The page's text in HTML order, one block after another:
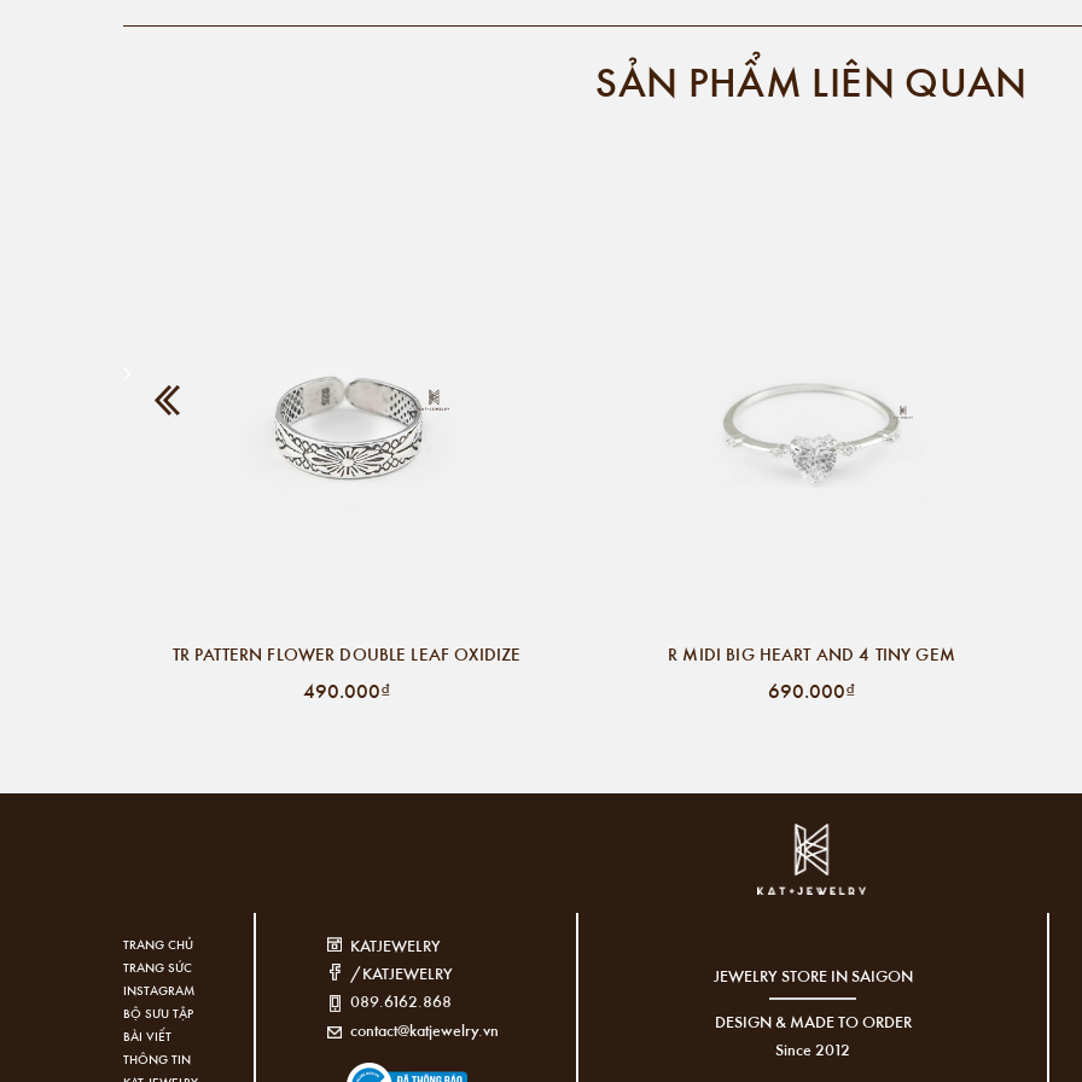
SẢN PHẨM LIÊN QUAN
TR PATTERN FLOWER DOUBLE LEAF OXIDIZE
490.000₫
R MIDI BIG HEART AND 4 TINY GEM
690.000₫
TRANG CHỦ
TRANG SỨC
INSTAGRAM
BỘ SƯU TẬP
BÀI VIẾT
THÔNG TIN
KATJEWELRY
/KATJEWELRY
089.6162.868
contact@katjewelry.vn
JEWELRY STORE IN SAIGON
DESIGN & MADE TO ORDER
Since 2012